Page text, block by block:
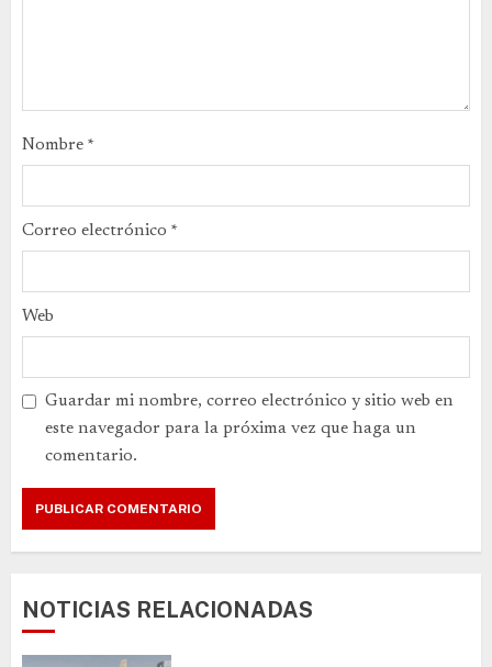
Nombre *
Correo electrónico *
Web
Guardar mi nombre, correo electrónico y sitio web en
este navegador para la próxima vez que haga un
comentario.
NOTICIAS RELACIONADAS